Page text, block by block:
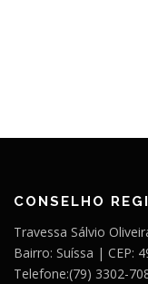
CONSELHO
Travessa Sálvio
Bairro: Suíssa | CEP:
Telefone:(79) 3302-